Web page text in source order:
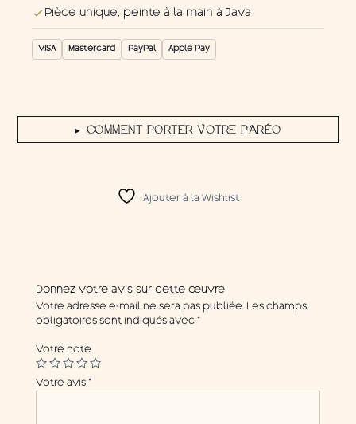
Pièce unique, peinte à la main à Java
VISA Mastercard PayPal Apple Pay
▶ COMMENT PORTER VOTRE PARÉO
Ajouter à la Wishlist
Donnez votre avis sur cette œuvre
Votre adresse e-mail ne sera pas publiée. Les champs
obligatoires sont indiqués avec *
Votre note
Votre avis *